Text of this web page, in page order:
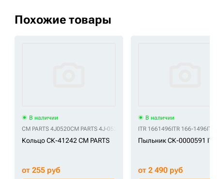
Похожие товары
В наличии
CM PARTS 4J0520CM PARTS 4J-0520
Кольцо СК-41242 CM PARTS
от 255 руб
В наличии
ITR 1661496ITR 166-1496
Пыльник СК-0000591 ITR
от 2 490 руб